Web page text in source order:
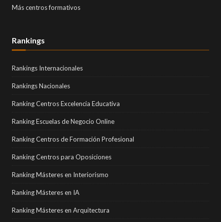
Más centros formativos
Rankings
Rankings Internacionales
Rankings Nacionales
Ranking Centros Excelencia Educativa
Ranking Escuelas de Negocio Online
Ranking Centros de Formación Profesional
Ranking Centros para Oposiciones
Ranking Másteres en Interiorismo
Ranking Másteres en IA
Ranking Másteres en Arquitectura